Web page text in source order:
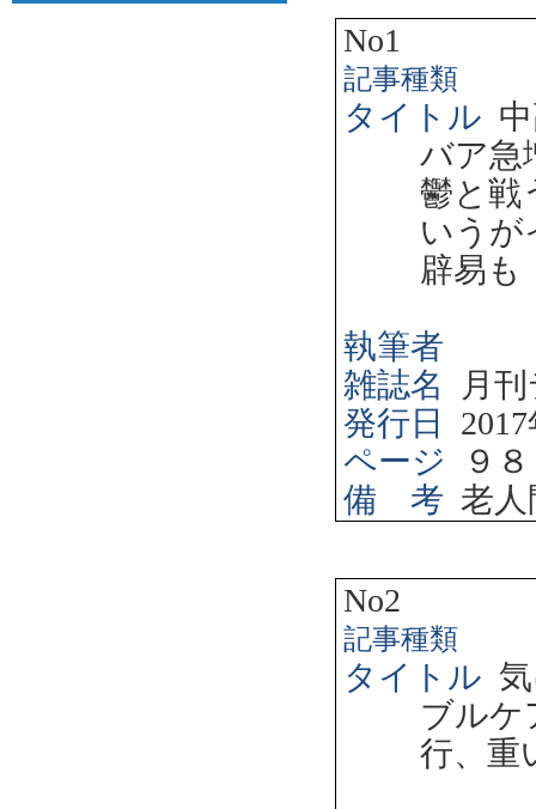
No1
記事種類
タイトル
バア
鬱と戦
いうが
辟易も
執筆者
雑誌名
月
発行日
2017
ページ
９
備 考 老人
No2
記事種類
タイトル
ブル
行、重